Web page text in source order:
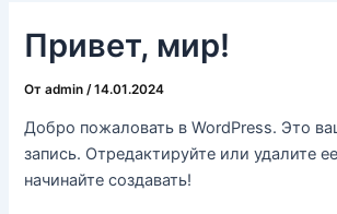
Привет, мир!
Отadmin/14.01.2024
Добро пожаловать в WordPress. Это
запись. Отредактируйте или удалите
начинайте создавать!